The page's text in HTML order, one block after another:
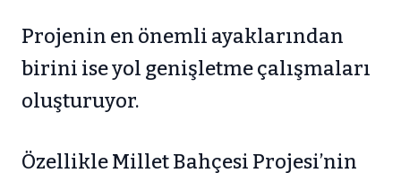
Projenin en önemli ayaklarından
birini ise yol genişletme çalışmaları
oluşturuyor.
Özellikle Millet Bahçesi Projesi’nin